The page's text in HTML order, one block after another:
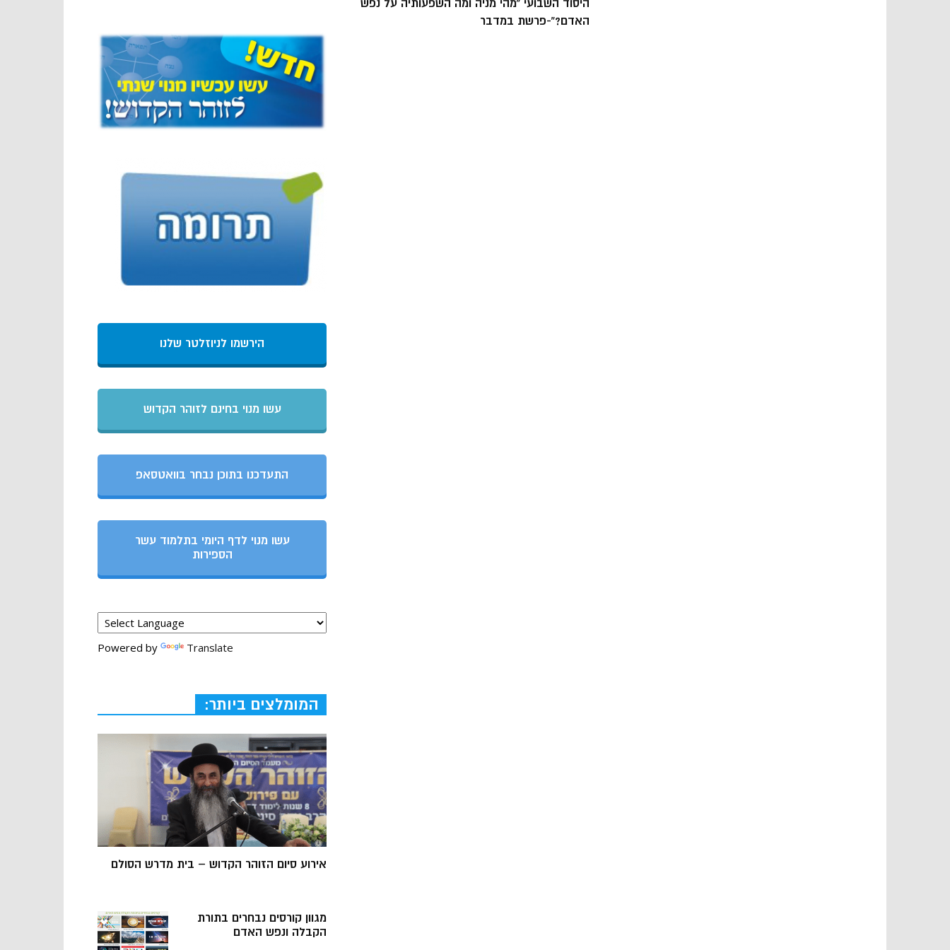
היסוד השבועי “מהי מניה ומה השפעותיה על נפש
האדם?”-פרשת במדבר
הירשמו לניוזלטר שלנו
עשו מנוי בחינם לזוהר הקדוש
התעדכנו בתוכן נבחר בוואטסאפ
עשו מנוי לדף היומי בתלמוד עשר
הספירות
Powered by Translate
המומלצים ביותר:
אירוע סיום הזוהר הקדוש – בית מדרש הסולם
מגוון קורסים נבחרים בתורת
הקבלה ונפש האדם